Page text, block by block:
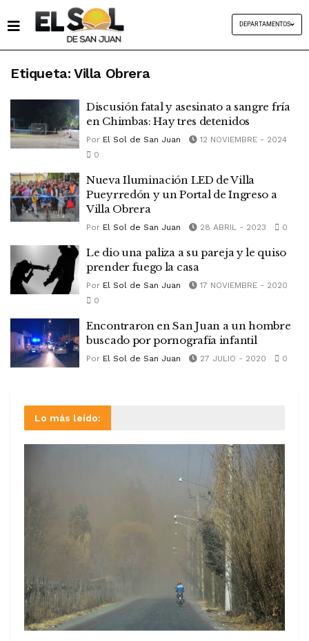
DEPARTAMENTOS
Etiqueta: Villa Obrera
Discusión fatal y asesinato a sangre fría
en Chimbas: Hay tres detenidos
Por El Sol de San Juan
12 NOVIEMBRE - 2024
0
Nueva Iluminación LED de Villa
Pueyrredón y un Portal de Ingreso a
Villa Obrera
Por El Sol de San Juan 28 ABRIL - 2023 0
Le dio una paliza a su pareja y le quiso
prender fuego la casa
Por El Sol de San Juan
17 NOVIEMBRE - 2020
0
Encontraron en San Juan a un hombre
buscado por pornografía infantil
Por El Sol de San Juan 27 JULIO - 2020 0
Lo más leído: